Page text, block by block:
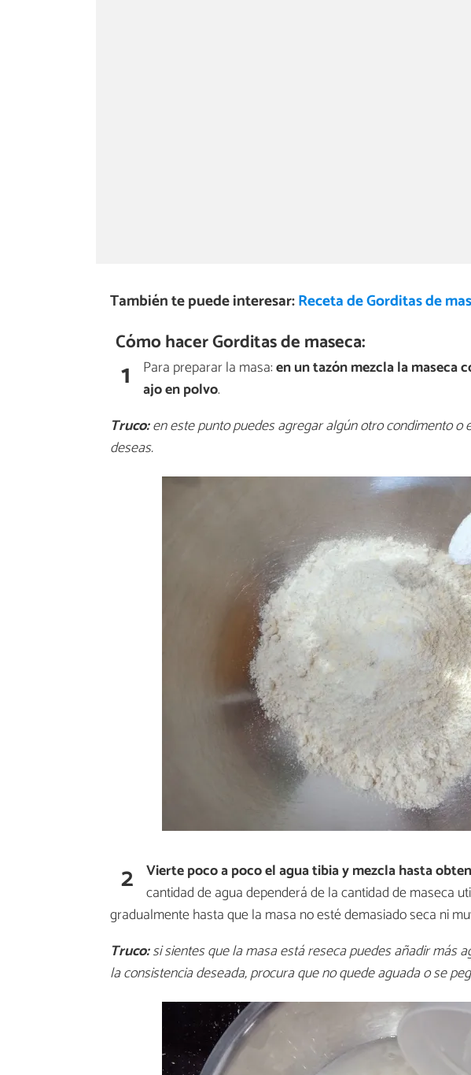
También te puede interesar:Receta de Gorditas de
Cómo hacer Gorditas de maseca:
1 Para preparar la masa:en un tazón mezcla la maseca
ajo en polvo.
Truco:en este punto puedes agregar algún otro condimento o
deseas.
2 Vierte poco a poco el agua tibia y mezcla hasta
cantidad de agua dependerá de la cantidad de maseca
gradualmente hasta que la masa no esté demasiado seca ni
Truco:si sientes que la masa está reseca puedes añadir más
la consistencia deseada, procura que no quede aguada o se